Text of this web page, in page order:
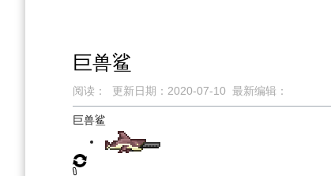
巨兽鲨
阅读： 更新日期： 2020-07-10 最新编辑：
跳
航
跳
索
巨兽鲨